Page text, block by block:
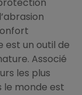
est un outil de
Associé
les plus
le monde est